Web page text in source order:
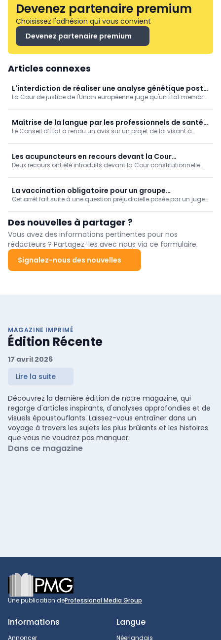
Devenez partenaire premium
Choisissez l'adhésion qui vous convient
Devenez partenaire premium
Articles connexes
L'interdiction de réaliser une analyse génétique post
mortem ne produit pas d'effet transfrontalier
La Cour de justice de l'Union européenne juge qu'un État membre
seul motif que sa législation nationale interdit un tel examen.
Maîtrise de la langue par les professionnels de santé:
avis nuancé du Conseil d'État
Le Conseil d’État a rendu un avis sur un projet de loi visant à
dans laquelle ils exercent.
Les acupuncteurs en recours devant la Cour
constitutionnelle
Deux recours ont été introduits devant la Cour constitutionnelle
dispositions abrogeant cette loi ainsi que ses arrêtés d'exécution.
La vaccination obligatoire pour un groupe
professionnel déterminé ne constitue pas une
discrimination, juge la CJUE
Cet arrêt fait suite à une question préjudicielle posée par un juge
Des nouvelles à partager ?
Vous avez des informations pertinentes pour nos
rédacteurs ? Partagez-les avec nous via ce formulaire.
Signalez-nous des nouvelles
MAGAZINE IMPRIMÉ
Édition Récente
17 avril 2026
Lire la suite
Découvrez la dernière édition de notre magazine, qui
regorge d'articles inspirants, d'analyses approfondies et de
visuels époustouflants. Laissez-vous entraîner dans un
voyage à travers les sujets les plus brûlants et les histoires
que vous ne voudrez pas manquer.
Dans ce magazine
Footer
Une publication deProfessional Media Group
Informations
Annoncer
Langue
Néerlandais